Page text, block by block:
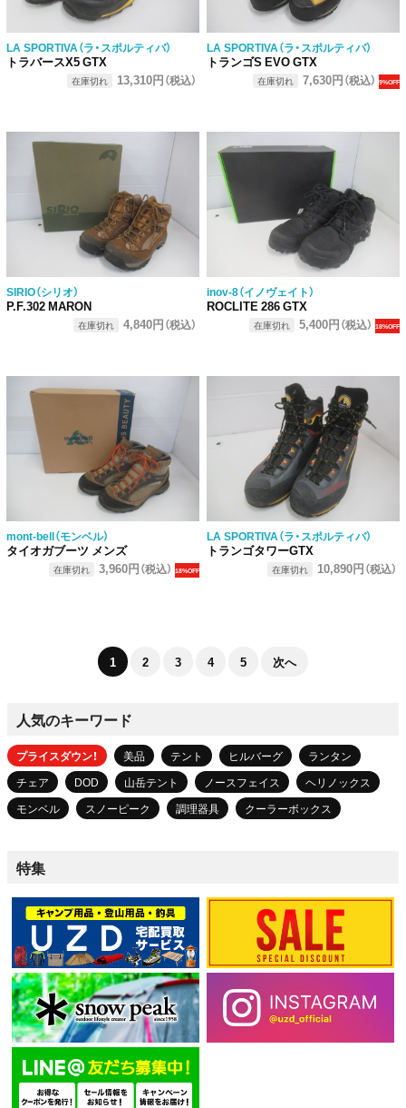
LA SPORTIVA（ラ・スポルティバ）
トラバースX5 GTX
在庫切れ 13,310円（税込）
LA SPORTIVA（ラ・スポルティバ）
トランゴS EVO GTX
在庫切れ 7,630円（税込） 9%OFF
SIRIO（シリオ）
P.F.302 MARON
在庫切れ 4,840円（税込）
inov-8（イノヴェイト）
ROCLITE 286 GTX
在庫切れ 5,400円（税込） 18%OFF
mont-bell（モンベル）
タイオガブーツ メンズ
在庫切れ 3,960円（税込） 18%OFF
LA SPORTIVA（ラ・スポルティバ）
トランゴタワーGTX
在庫切れ 10,890円（税込）
1 2 3 4 5 次へ
人気のキーワード
プライスダウン！ 美品 テント ヒルバーグ
ランタン
チェア
DOD 山岳テント ノースフェイス
ヘリノックス
モンベル
スノーピーク 調理器具 クーラーボックス
特集